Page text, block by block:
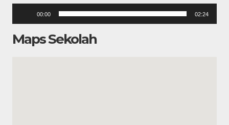
00:00 02:24
Maps Sekolah